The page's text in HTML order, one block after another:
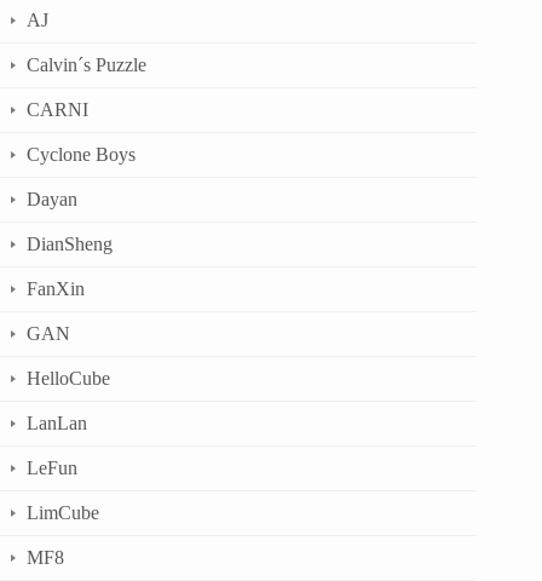
AJ
Calvin´s Puzzle
CARNI
Cyclone Boys
Dayan
DianSheng
FanXin
GAN
HelloCube
LanLan
LeFun
LimCube
MF8